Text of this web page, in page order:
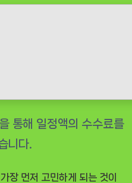
리
제
관
장 먼저 고민하게 되는 것이